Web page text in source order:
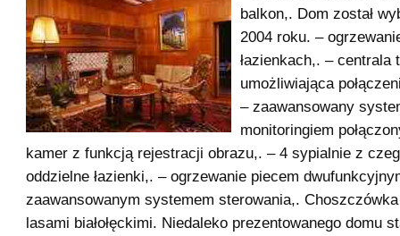
balkon,. Dom został
2004 roku. –
łazienkach,. – centrala
umożliwiająca
– zaawansowany
monitoringiem
kamer z funkcją rejestracji obrazu,. – 4 sypialnie z
oddzielne łazienki,. – ogrzewanie piecem
zaawansowanym systemem sterowania,.
lasami białołęckimi. Niedaleko prezentowanego domu